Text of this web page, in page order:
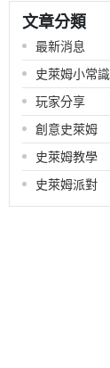
文章分類
最新消息
史萊姆小常識
玩家分享
創意史萊姆
史萊姆教學
史萊姆派對